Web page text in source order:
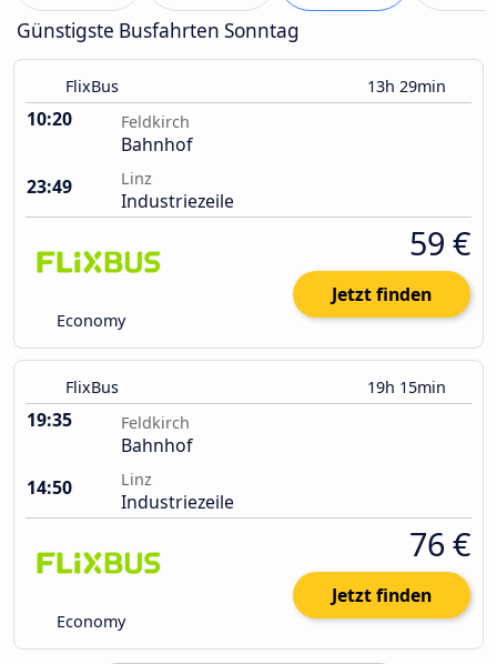
Günstigste Busfahrten Sonntag
FlixBus 13h 29min
10:20 Feldkirch
Bahnhof
23:49
Linz
Industriezeile
Economy
59 €
Jetzt finden
FlixBus 19h 15min
19:35 Feldkirch
Bahnhof
14:50
Linz
Industriezeile
Economy
76 €
Jetzt finden